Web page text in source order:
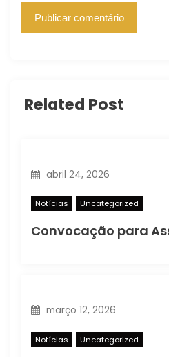
Related Post
abril 24, 2026
Notícias Uncategorized
março 12, 2026
Notícias Uncategorized